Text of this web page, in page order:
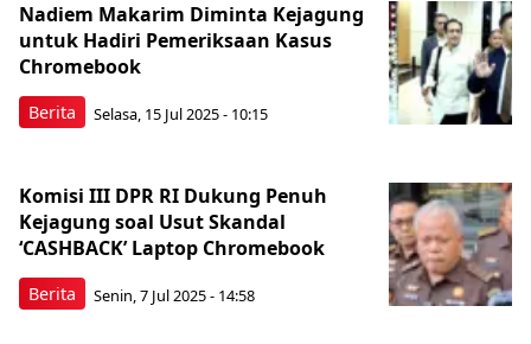
Berita
Nadiem Makarim Diminta Kejagung
untuk Hadiri Pemeriksaan Kasus
Chromebook
Selasa, 15 Jul 2025 - 10:15
Berita
Komisi III DPR RI Dukung Penuh
Kejagung soal Usut Skandal
‘CASHBACK’ Laptop Chromebook
Senin, 7 Jul 2025 - 14:58